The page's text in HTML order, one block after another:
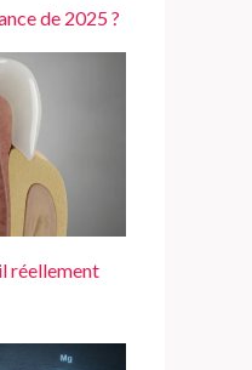
de 2025 ?
réellement